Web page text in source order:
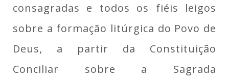
consagradas e todos os fiéis leigos
sobre a formação litúrgica do Povo de
Deus, a partir da Constituição
Conciliar sobre a Sagrada